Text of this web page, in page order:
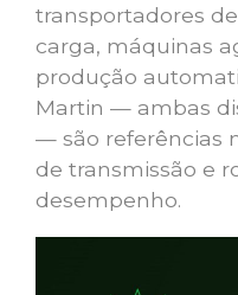
transportadores
carga, máquinas
produção
Martin — ambas
— são referências
de transmissão e
desempenho.